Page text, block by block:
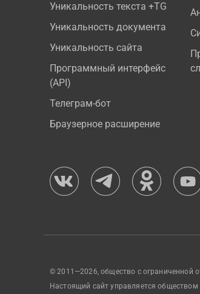
Уникальность текста +TG
Уникальность документа
Уникальность сайта
Программный интерфейс
(API)
Телеграм-бот
Браузерное расширение
© 2011—2026, общество с ограниченной
Настоящий сайт управляется